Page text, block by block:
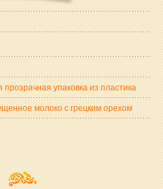
упаковка из пластика
молоко с грецким орехом